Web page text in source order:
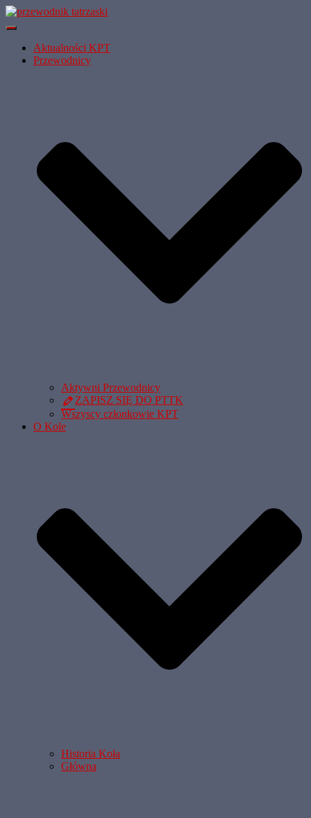
Przełącz
NawigacjęAktualności KPT
Przewodnicy
Aktywni Przewodnicy
ZAPISZ SIĘ DO PTTK
Wszyscy członkowie KPT
O Kole
Historia Koła
Główna